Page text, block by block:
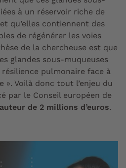
à un réservoir riche de
et qu’elles contiennent des
de régénérer les voies
de la chercheuse est que
glandes sous-muqueuses
pulmonaire face à
Voilà donc tout l’enjeu du
par le Conseil européen de
de 2 millions d’euros.